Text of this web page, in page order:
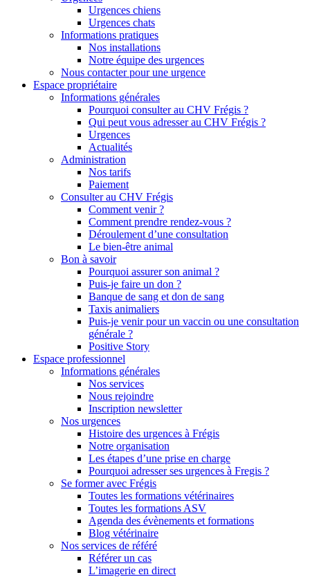
Urgences chiens
Urgences chats
Informations pratiques
Nos installations
Notre équipe des urgences
Nous contacter pour une urgence
Espace propriétaire
Informations générales
Pourquoi consulter au CHV Frégis ?
Qui peut vous adresser au CHV Frégis ?
Urgences
Actualités
Administration
Nos tarifs
Paiement
Consulter au CHV Frégis
Comment venir ?
Comment prendre rendez-vous ?
Déroulement d’une consultation
Le bien-être animal
Bon à savoir
Pourquoi assurer son animal ?
Puis-je faire un don ?
Banque de sang et don de sang
Taxis animaliers
Puis-je venir pour un vaccin ou une consultation
générale ?
Positive Story
Espace professionnel
Informations générales
Nos services
Nous rejoindre
Inscription newsletter
Nos urgences
Histoire des urgences à Frégis
Notre organisation
Les étapes d’une prise en charge
Pourquoi adresser ses urgences à Fregis ?
Se former avec Frégis
Toutes les formations vétérinaires
Toutes les formations ASV
Agenda des évènements et formations
Blog vétérinaire
Nos services de référé
Référer un cas
L’imagerie en direct